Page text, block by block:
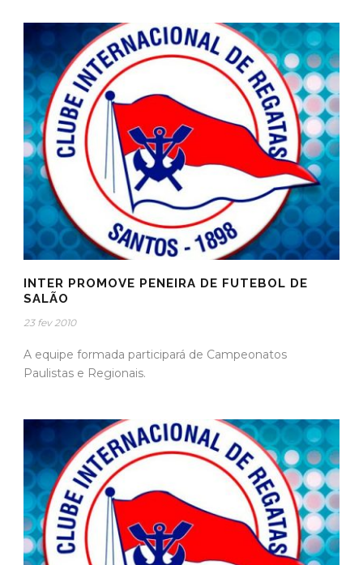
INTER PROMOVE PENEIRA DE FUTEBOL DE
SALÃO
23 fev 2010
A equipe formada participará de Campeonatos
Paulistas e Regionais.